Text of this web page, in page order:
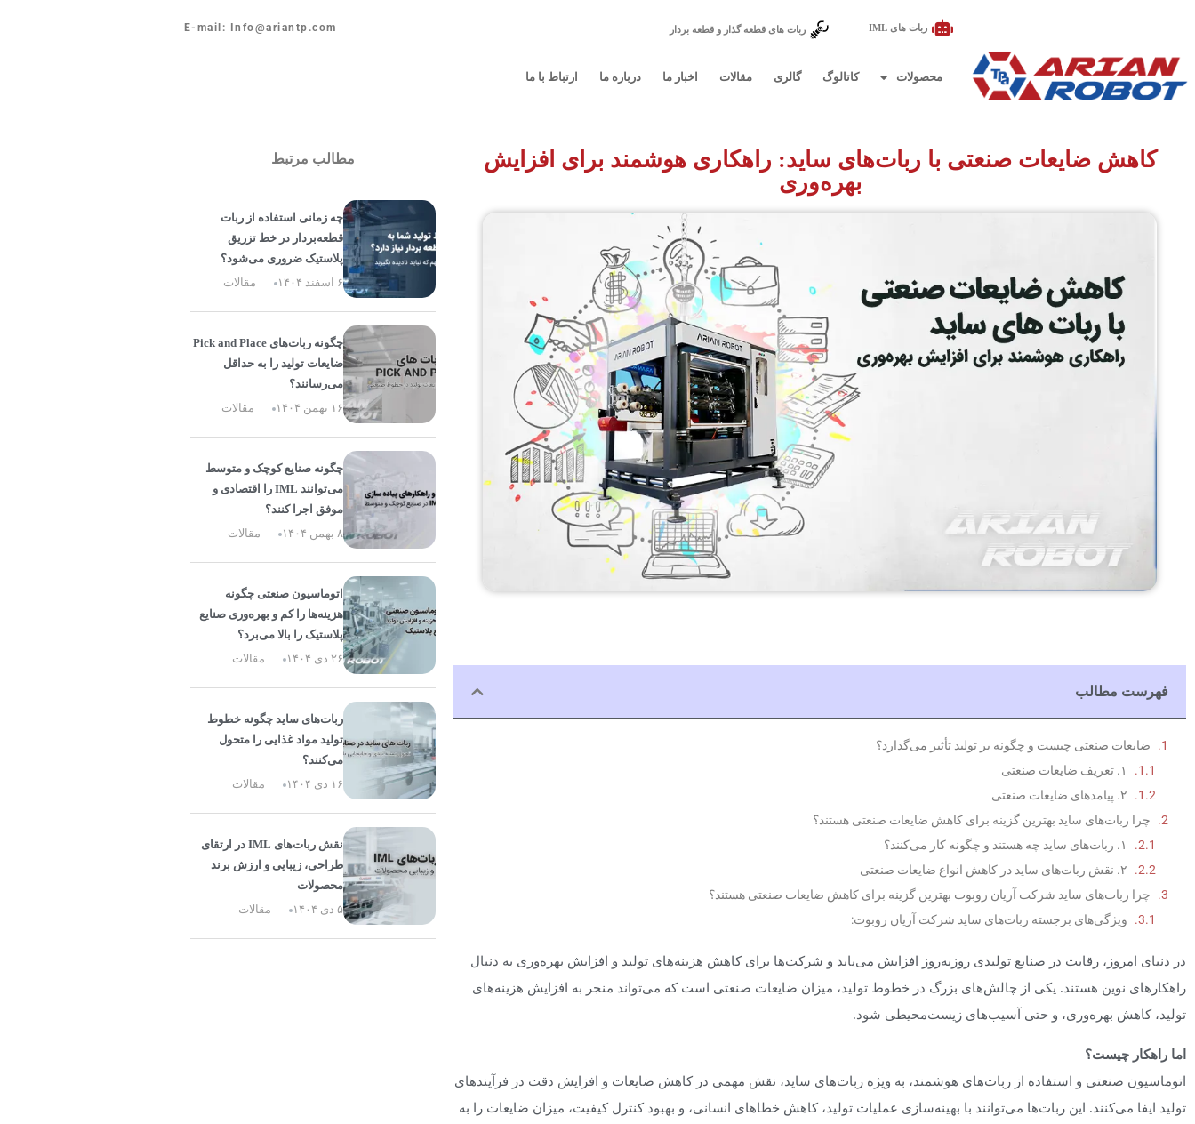
ربات های IML ربات های قطعه گذار و قطعه بردار E-mail: Info@ariantp.com
محصولات کاتالوگ گالری مقالات اخبار ما درباره ما ارتباط با ما
کاهش ضایعات صنعتی با ربات‌های ساید: راهکاری هوشمند برای افزایش
بهره‌وری
فهرست مطالب
ضایعات صنعتی چیست و چگونه بر تولید تأثیر می‌گذارد؟
۱. تعریف ضایعات صنعتی
۲. پیامدهای ضایعات صنعتی
چرا ربات‌های ساید بهترین گزینه برای کاهش ضایعات صنعتی هستند؟
۱. ربات‌های ساید چه هستند و چگونه کار می‌کنند؟
۲. نقش ربات‌های ساید در کاهش انواع ضایعات صنعتی
چرا ربات‌های ساید شرکت آریان روبوت بهترین گزینه برای کاهش ضایعات صنعتی هستند؟
ویژگی‌های برجسته ربات‌های ساید شرکت آریان روبوت:
در دنیای امروز، رقابت در صنایع تولیدی روز‌به‌روز افزایش می‌یابد و شرکت‌ها برای کاهش هزینه‌های تولید و افزایش بهره‌وری به دنبال
راهکارهای نوین هستند. یکی از چالش‌های بزرگ در خطوط تولید، میزان ضایعات صنعتی است که می‌تواند منجر به افزایش هزینه‌های
تولید، کاهش بهره‌وری، و حتی آسیب‌های زیست‌محیطی شود.
اما راهکار چیست؟
اتوماسیون صنعتی و استفاده از ربات‌های هوشمند، به ویژه ربات‌های ساید، نقش مهمی در کاهش ضایعات و افزایش دقت در فرآیندهای
تولید ایفا می‌کنند. این ربات‌ها می‌توانند با بهینه‌سازی عملیات تولید، کاهش خطاهای انسانی، و بهبود کنترل کیفیت، میزان ضایعات را به
مطالب مرتبط
چه زمانی استفاده از ربات
قطعه‌بردار در خط تزریق
پلاستیک ضروری می‌شود؟
۶ اسفند ۱۴۰۴
مقالات
چگونه ربات‌های Pick and Place
ضایعات تولید را به حداقل
می‌رسانند؟
۱۶ بهمن ۱۴۰۴
مقالات
چگونه صنایع کوچک و متوسط
می‌توانند IML را اقتصادی و
موفق اجرا کنند؟
۸ بهمن ۱۴۰۴
مقالات
اتوماسیون صنعتی چگونه
هزینه‌ها را کم و بهره‌وری صنایع
پلاستیک را بالا می‌برد؟
۲۶ دی ۱۴۰۴
مقالات
ربات‌های ساید چگونه خطوط
تولید مواد غذایی را متحول
می‌کنند؟
۱۶ دی ۱۴۰۴
مقالات
نقش ربات‌های IML در ارتقای
طراحی، زیبایی و ارزش برند
محصولات
۵ دی ۱۴۰۴
مقالات